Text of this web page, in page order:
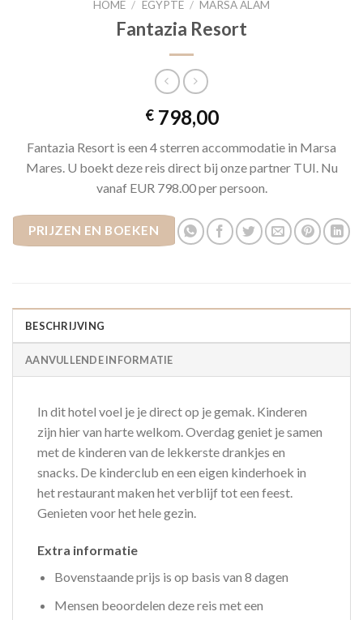
HOME / EGYPTE / MARSA ALAM
Fantazia Resort
€798,00
Fantazia Resort is een 4 sterren accommodatie in Marsa
Mares. U boekt deze reis direct bij onze partner TUI. Nu
vanaf EUR 798.00 per persoon.
PRIJZEN EN BOEKEN
BESCHRIJVING
AANVULLENDE INFORMATIE
In dit hotel voel je je direct op je gemak. Kinderen
zijn hier van harte welkom. Overdag geniet je samen
met de kinderen van de lekkerste drankjes en
snacks. De kinderclub en een eigen kinderhoek in
het restaurant maken het verblijf tot een feest.
Genieten voor het hele gezin.
Extra informatie
Bovenstaande prijs is op basis van 8 dagen
Mensen beoordelen deze reis met een